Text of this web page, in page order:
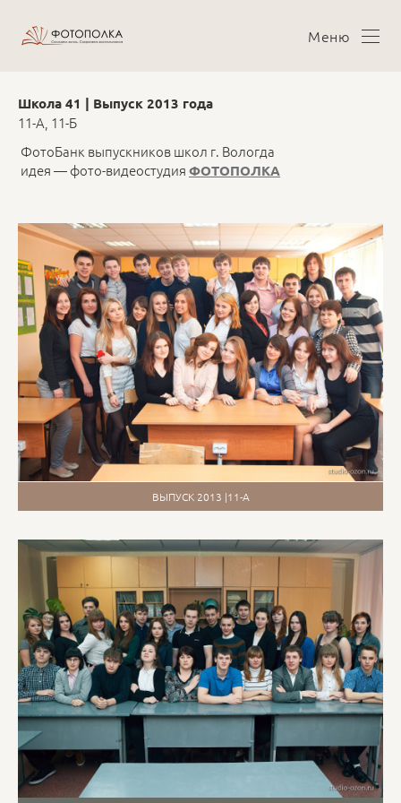
Меню
Школа 41 | Выпуск 2013 года
11-А, 11-Б
ФотоБанк выпускников школ г. Вологда
идея — фото-видеостудия ФОТОПОЛКА
ВЫПУСК 2013 |11-А